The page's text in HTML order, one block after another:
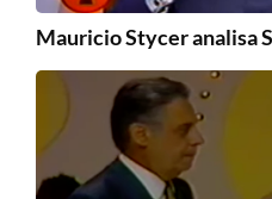
Mauricio Stycer analisa